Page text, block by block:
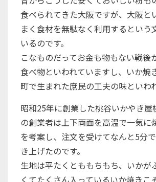
食べられてきた大阪ですが、大阪と
まく食材を無駄なく利用するという
いるのです。
こなものだってお金も物もない戦後
食べ物といわれていますし、いか焼
町で生まれた庶民の工夫の味といわ
昭和25年に創業した桃谷いかやき屋
の創業者は上下両面を高温で一気に
を考案し、注文を受けてなんと5分
き上げたのです。
生地は平たくとももちもち、いかが
くてたくさん入っているいか焼きこ